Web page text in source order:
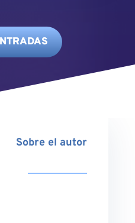
Sobre el autor